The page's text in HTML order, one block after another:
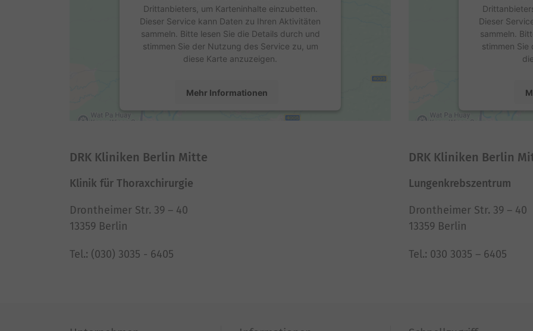
Drittanbieters, um Karteninhalte einzubetten.
Dieser Service kann Daten zu Ihren Aktivitäten
sammeln. Bitte lesen Sie die Details durch und
stimmen Sie der Nutzung des Service zu, um
diese Karte anzuzeigen.
Mehr Informationen
DRK Kliniken Berlin Mitte
Klinik für Thoraxchirurgie
Drontheimer Str. 39 – 40
13359 Berlin
Tel.: (030) 3035 - 6405
Dieser
sammeln.
stimmen Sie
DRK Kliniken Berlin
Lungenkrebszentrum
Drontheimer Str. 39 – 40
13359 Berlin
Tel.: 030 3035 – 6405